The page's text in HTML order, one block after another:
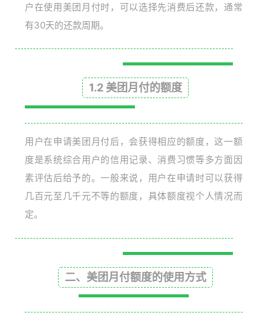
户在使用美团月付时，可以选择先消费后还款，通常
有30天的还款周期。
1.2 美团月付的额度
用户在申请美团月付后，会获得相应的额度，这一额
度是系统综合用户的信用记录、消费习惯等多方面因
素评估后给予的。一般来说，用户在申请时可以获得
几百元至几千元不等的额度，具体额度视个人情况而
定。
二、美团月付额度的使用方式